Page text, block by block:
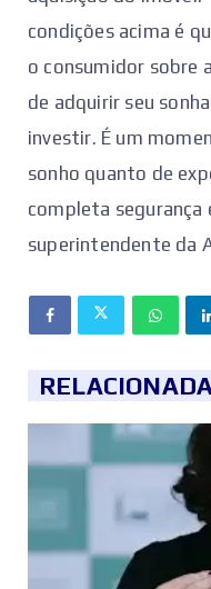
condições acima é
o consumidor sobre
de adquirir seu
investir. É um
sonho quanto de
completa segurança
superintendente da